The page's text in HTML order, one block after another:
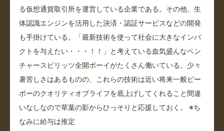
る仮想通貨取引所を運営している企業である。その他、生
体認識エンジンを活用した決済・認証サービスなどの開発
も手掛けている。「最新技術を使って社会に大きなインパ
クトを与えたい・・・！！」と考えている血気盛んなベン
チャースピリッツ全開ボーイがたくさん働いている。少々
暑苦しさはあるものの、これらの技術は近い将来一般ピー
ポーのクオリティオブライフを底上げしてくれること間違
いなしなので草葉の影からひっそりと応援しておく。 ※ち
なみに給与は推定